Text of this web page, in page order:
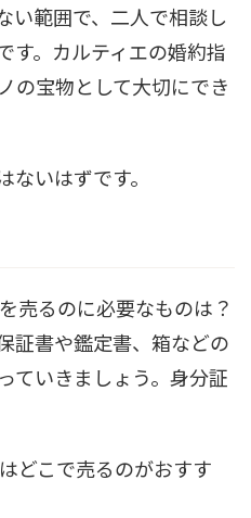
い範囲で、二人で相談し
す。カルティエの婚約指
の宝物として大切にでき
いはずです。
売るのに必要なものは？
証書や鑑定書、箱などの
ていきましょう。身分証
どこで売るのがおすす